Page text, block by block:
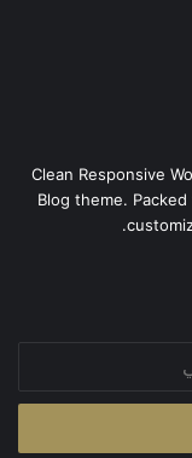
Clean Responsive
Blog theme.